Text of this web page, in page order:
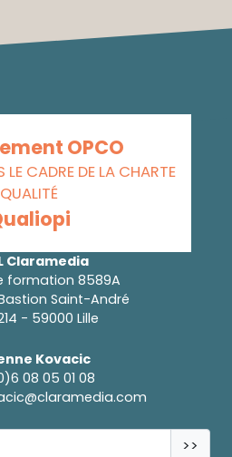
OPCO
LE CADRE DE LA CHARTE
QUALITÉ
Claramedia
formation 8589A
Saint-André
- 59000 Lille
Kovacic
08 05 01 08
>>